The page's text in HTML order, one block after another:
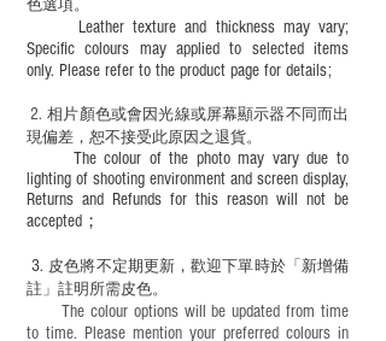
色選項。
Leather texture and thickness may vary;
Specific colours may applied to selected items
only. Please refer to the product page for details;
​2.相片顏色或會因光線或屏幕顯示器不同而出
現偏差，恕不接受此原因之退貨。
The colour of the photo may vary due to
lighting of shooting environment and screen display,
Returns and Refunds for this reason will not be
accepted；
3. 皮色將不定期更新，歡迎下單時於「新增備
註」註明 所需皮色。
The colour options will be updated from time
to time. Please mention your preferred colours in